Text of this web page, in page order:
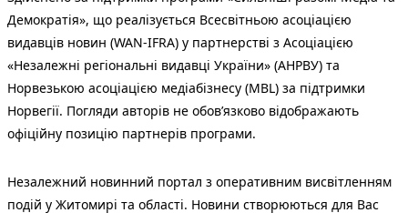
Демократія», що реалізується Всесвітньою асоціацією
видавців новин (WAN-IFRA) у партнерстві з Асоціацією
«Незалежні регіональні видавці України» (АНРВУ) та
Норвезькою асоціацією медіабізнесу (MBL) за підтримки
Норвегії. Погляди авторів не обов’язково відображають
офіційну позицію партнерів програми.
Незалежний новинний портал з оперативним висвітленням
подій у Житомирі та області. Новини створюються для Вас